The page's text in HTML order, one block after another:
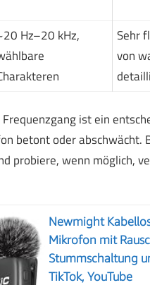
Hz–20 kHz,
Sehr
von
ist ein
betont oder abschwächt.
probiere, wenn möglich,
Newmight
Mikrofon mit
Stummschaltung
TikTok, YouTube